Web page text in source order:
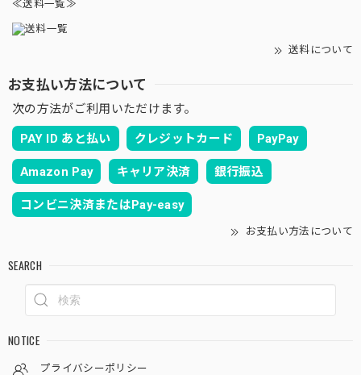
≪送料一覧≫
送料について
お支払い方法について
次の方法がご利用いただけます。
PAY ID あと払い クレジットカード PayPay
Amazon Pay キャリア決済 銀行振込
コンビニ決済またはPay-easy
お支払い方法について
SEARCH
NOTICE
プライバシーポリシー